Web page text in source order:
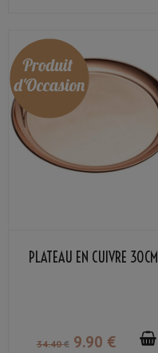
PLATEAU EN CUIVRE 30CM
34.40 € 9.90 €